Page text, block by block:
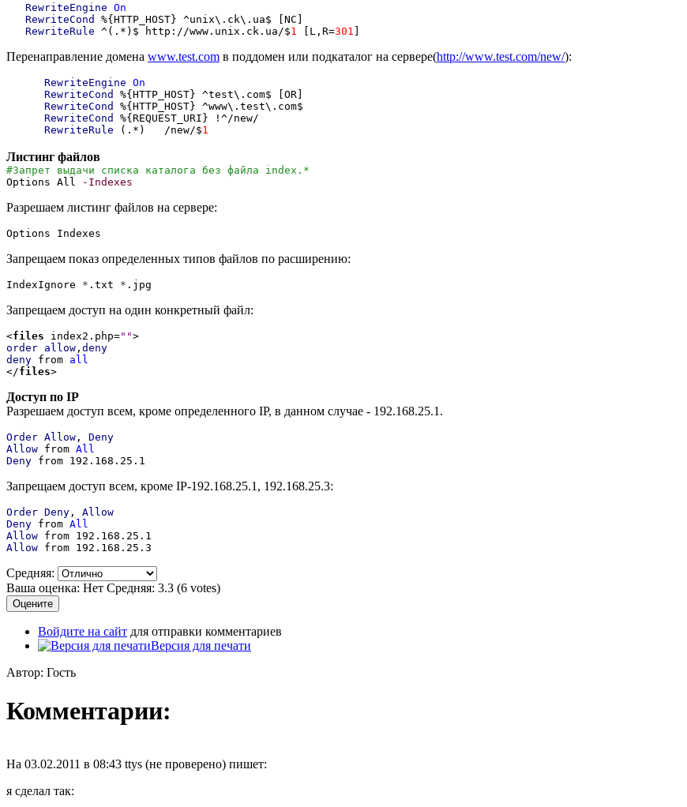
RewriteEngine On
RewriteCond
%{HTTP_HOST} ^unix\.ck\.ua$ [NC]
RewriteRule ^(.*)$ http://www.unix.ck.ua/$1 [L,R=301
Перенаправление домена www.test.com в поддомен или подкаталог на сервере(http://www.test.com/new/):
RewriteEngine On
RewriteCond
%{HTTP_HOST} ^test\.com$ [OR]
RewriteCond
%{HTTP_HOST} ^www\.test\.com$
RewriteCond
%{REQUEST_URI} !^/new/
RewriteRule (.*) /new/$1
Листинг файлов
#Запрет выдачи списка каталога без файла index.*
Options All
-Indexes
Разрешаем листинг файлов на сервере:
Options Indexes
Запрещаем показ определенных типов файлов по расширению:
IndexIgnore * .txt * .jpg
Запрещаем доступ на один конкретный файл:
<files index2.php="">
order allow , deny
deny from all
</files>
Доступ по IP
Разрешаем доступ всем, кроме определенного IP, в данном случае - 192.168.25.1.
Order Allow , Deny
Allow from All
Deny from 192.168.25.1
Запрещаем доступ всем, кроме IP-192.168.25.1, 192.168.25.3:
Order Deny , Allow
Deny from All
Allow from 192.168.25.1
Allow from 192.168.25.3
Средняя:
Ваша оценка: Нет Средняя: 3.3 (6 votes)
Войдите на сайт для отправки комментариев
Версия для печати
Автор: Гость
Комментарии:
На 03.02.2011 в 08:43 ttys (не проверено) пишет:
я сделал так: